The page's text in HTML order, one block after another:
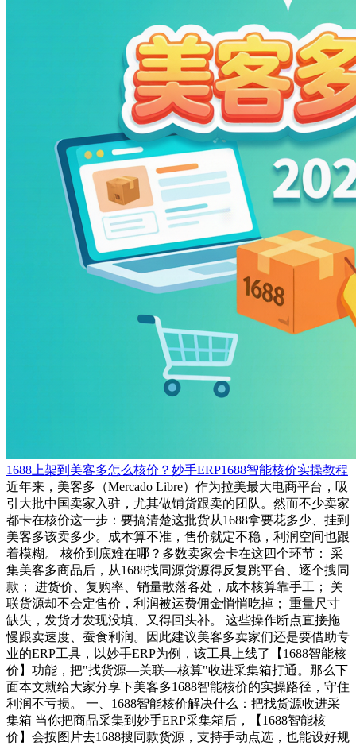
1688上架到美客多怎么核价？妙手ERP1688智能核价实操教程
近年来，美客多（Mercado Libre）作为拉美最大电商平台，吸
引大批中国卖家入驻，尤其做铺货跟卖的团队。然而不少卖家
都卡在核价这一步：要搞清楚这批货从1688拿要花多少、挂到
美客多该卖多少。成本算不准，售价就定不稳，利润空间也跟
着模糊。 核价到底难在哪？多数卖家会卡在这四个环节： 采
集美客多商品后，从1688找同源货源得反复跳平台、逐个搜同
款； 进货价、复购率、销量散落各处，成本核算靠手工； 关
联货源却不会定售价，利润被运费佣金悄悄吃掉； 重量尺寸
缺失，发货才发现没填、又得回头补。 这些操作断点直接拖
慢跟卖速度、蚕食利润。因此建议美客多卖家们还是要借助专
业的ERP工具，以妙手ERP为例，该工具上线了【1688智能核
价】功能，把"找货源—关联—核算"收进采集箱打通。那么下
面本文就给大家分享下美客多1688智能核价的实操路径，守住
利润不亏损。 一、1688智能核价解决什么：把找货源收进采
集箱 当你把商品采集到妙手ERP采集箱后，【1688智能核
价】会按图片去1688搜同款货源，支持手动点选，也能设好规